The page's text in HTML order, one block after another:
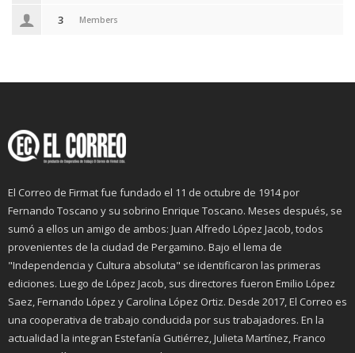
3 Members
El Correo de Firmat fue fundado el 11 de octubre de 1914 por
Fernando Toscano y su sobrino Enrique Toscano. Meses después, se
sumó a ellos un amigo de ambos: Juan Alfredo López Jacob, todos
provenientes de la ciudad de Pergamino. Bajo el lema de
"Independencia y Cultura absoluta" se identificaron las primeras
ediciones. Luego de López Jacob, sus directores fueron Emilio López
Saez, Fernando López y Carolina López Ortiz. Desde 2017, El Correo es
una cooperativa de trabajo conducida por sus trabajadores. En la
actualidad la integran Estefanía Gutiérrez, Julieta Martínez, Franco